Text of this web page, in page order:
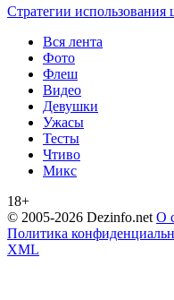
Стратегии использования
Вся лента
Фото
Флеш
Видео
Девушки
Ужасы
Тесты
Чтиво
Микс
18+
© 2005-2026 Dezinfo.net О
Политика
XML